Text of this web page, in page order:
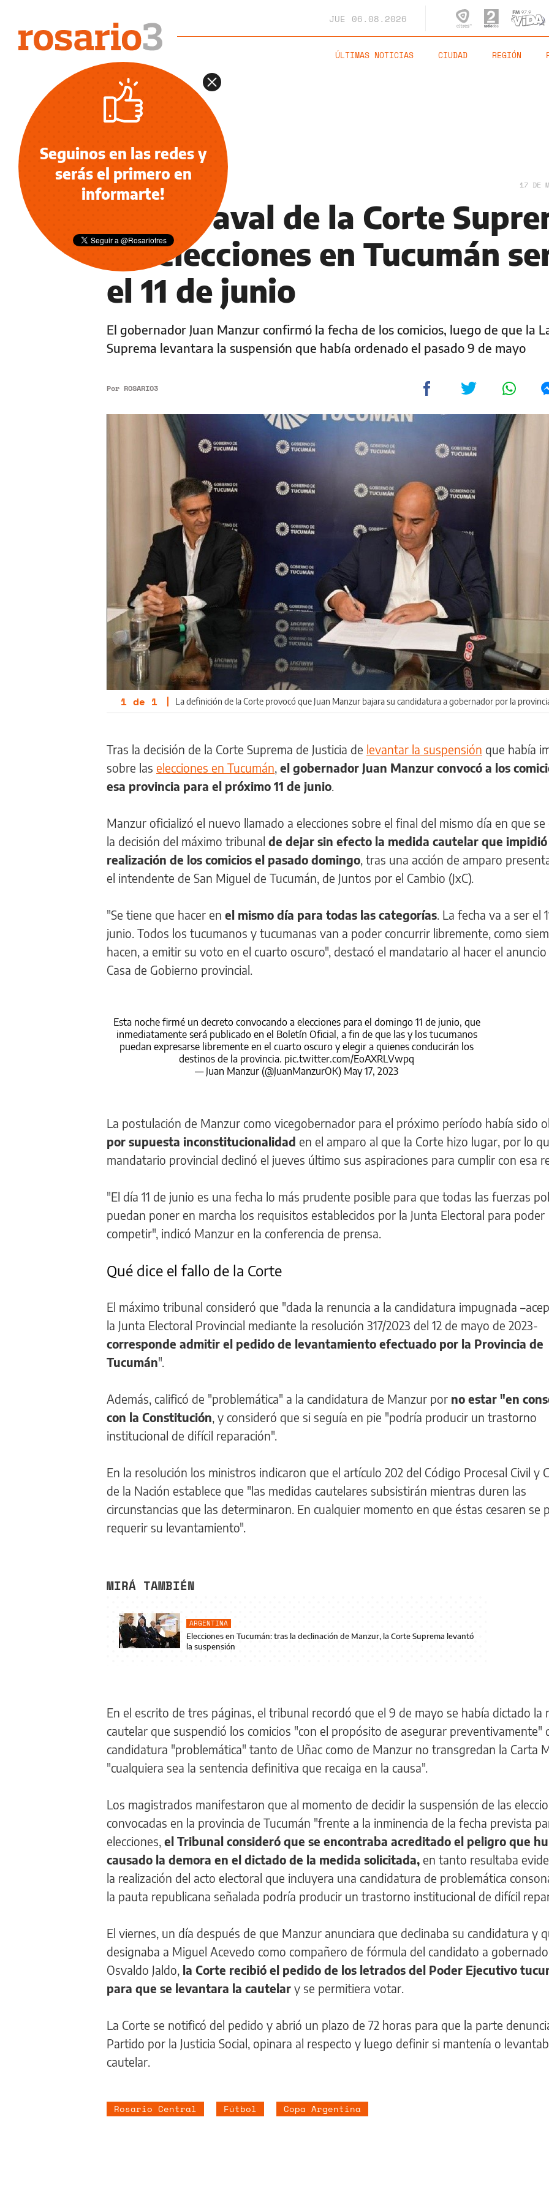
JUE 06.08.2026
ÚLTIMAS NOTICIAS CIUDAD REGIÓN
POLÍTICA 17 DE
Tras el aval de la Corte
las elecciones en Tucumán
el 11 de junio
El gobernador Juan Manzur confirmó la fecha de los comicios, luego de que la
Suprema levantara la suspensión que había ordenado el pasado 9 de mayo
Por ROSARIO3
1 de 1 | La definición de la Corte provocó que Juan Manzur bajara su candidatura a gobernador por la
Tras la decisión de la Corte Suprema de Justicia de levantar la suspensión que había
sobre las elecciones en Tucumán el gobernador Juan Manzur convocó a los
esa provincia para el próximo 11 de junio
Manzur oficializó el nuevo llamado a elecciones sobre el final del mismo día en que se
la decisión del máximo tribunal de dejar sin efecto la medida cautelar que impidió
realización de los comicios el pasado domingo , tras una acción de amparo
el intendente de San Miguel de Tucumán, de Juntos por el Cambio (JxC).
"Se tiene que hacer en el mismo día para todas las categorías . La fecha va a ser el
junio. Todos los tucumanos y tucumanas van a poder concurrir libremente, como
hacen, a emitir su voto en el cuarto oscuro", destacó el mandatario al hacer el anuncio
Casa de Gobierno provincial.
Esta noche firmé un decreto convocando a elecciones para el domingo 11 de junio, que
inmediatamente será publicado en el Boletín Oficial, a fin de que las y los tucumanos
puedan expresarse libremente en el cuarto oscuro y elegir a quienes conducirán los
destinos de la provincia. pic.twitter.com/EoAXRLVwpq
— Juan Manzur (@JuanManzurOK) May 17, 2023
La postulación de Manzur como vicegobernador para el próximo período había sido
por supuesta inconstitucionalidad en el amparo al que la Corte hizo lugar, por lo
mandatario provincial declinó el jueves último sus aspiraciones para cumplir con esa
"El día 11 de junio es una fecha lo más prudente posible para que todas las fuerzas
puedan poner en marcha los requisitos establecidos por la Junta Electoral para poder
competir", indicó Manzur en la conferencia de prensa.
Qué dice el fallo de la Corte
El máximo tribunal consideró que "dada la renuncia a la candidatura impugnada
la Junta Electoral Provincial mediante la resolución 317/2023 del 12 de mayo de 2023-
corresponde admitir el pedido de levantamiento efectuado por la Provincia de
Tucumán".
Además, calificó de "problemática" a la candidatura de Manzur por no estar "en
con la Constitución , y consideró que si seguía en pie "podría producir un trastorno
institucional de difícil reparación".
En la resolución los ministros indicaron que el artículo 202 del Código Procesal Civil y
de la Nación establece que "las medidas cautelares subsistirán mientras duren las
circunstancias que las determinaron. En cualquier momento en que éstas cesaren se
requerir su levantamiento".
MIRÁ TAMBIÉN
ARGENTINA
Elecciones en Tucumán: tras la declinación de Manzur, la Corte Suprema levantó
la suspensión
En el escrito de tres páginas, el tribunal recordó que el 9 de mayo se había dictado la
cautelar que suspendió los comicios "con el propósito de asegurar preventivamente"
candidatura "problemática" tanto de Uñac como de Manzur no transgredan la Carta
"cualquiera sea la sentencia definitiva que recaiga en la causa".
Los magistrados manifestaron que al momento de decidir la suspensión de las
convocadas en la provincia de Tucumán "frente a la inminencia de la fecha prevista
elecciones, el Tribunal consideró que se encontraba acreditado el peligro que
causado la demora en el dictado de la medida solicitada, en tanto resultaba
la realización del acto electoral que incluyera una candidatura de problemática
la pauta republicana señalada podría producir un trastorno institucional de difícil
El viernes, un día después de que Manzur anunciara que declinaba su candidatura y
designaba a Miguel Acevedo como compañero de fórmula del candidato a
Osvaldo Jaldo, la Corte recibió el pedido de los letrados del Poder Ejecutivo
para que se levantara la cautelar y se permitiera votar.
La Corte se notificó del pedido y abrió un plazo de 72 horas para que la parte
Partido por la Justicia Social, opinara al respecto y luego definir si mantenía o
cautelar.
Rosario Central Fútbol Copa Argentina
Seguinos en las redes y
serás el primero en
informarte!